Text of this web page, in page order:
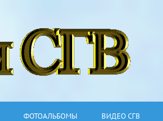
ФОТОАЛЬБОМЫ ВИДЕО СГВ